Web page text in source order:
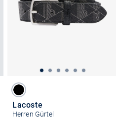
Lacoste
Herren Gürtel